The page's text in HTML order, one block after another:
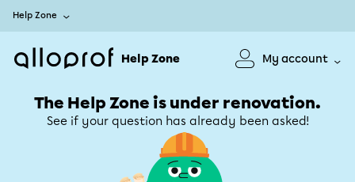
Help Zone
Help Zone My account
The Help Zone is under renovation.
See if your question has already been asked!